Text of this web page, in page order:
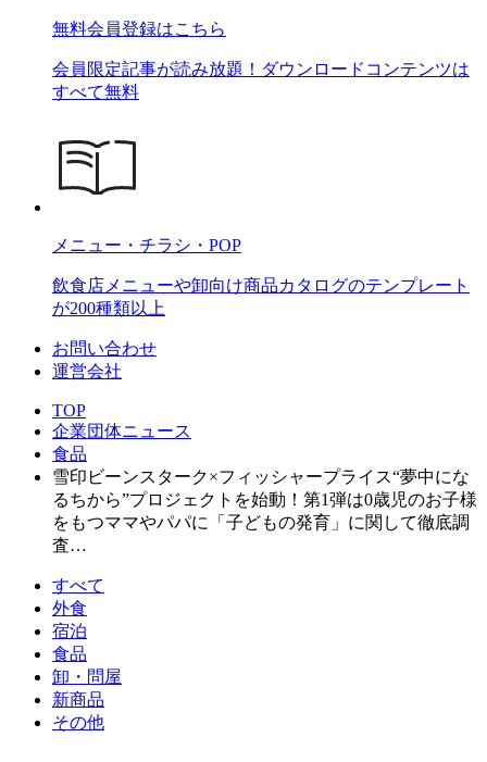
無料会員登録はこちら
会員限定記事が読み放題！ダウンロードコンテンツは
すべて無料
メニュー・チラシ・POP
飲食店メニューや卸向け商品カタログのテンプレート
が200種類以上
お問い合わせ
運営会社
TOP
企業団体ニュース
食品
雪印ビーンスターク×フィッシャープライス“夢中にな
るちから”プロジェクトを始動！第1弾は0歳児のお子様
をもつママやパパに「子どもの発育」に関して徹底調
査…
すべて
外食
宿泊
食品
卸・問屋
新商品
その他